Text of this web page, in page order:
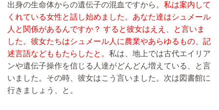
出身の生命体からの遺伝子の混血ですから。 私は案内して
くれている女性と話し始めました。あなた達はシュメール
人と関係があるんですか？ すると彼女はええ、と言いま
した。彼女たちはシュメール人に農業やあらゆるもの、記
述言語などももたらしたと。 私は、地上では古代エイリア
ンや遺伝子操作を信じる人達がどんどん増えている、と言
いました。その時、彼女はこう言いました。次は図書館に
行きましょう、と。